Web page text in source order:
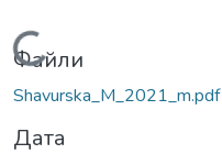
Вантажиться...
Файли
Shavurska_M_2021_m.pdf
Дата